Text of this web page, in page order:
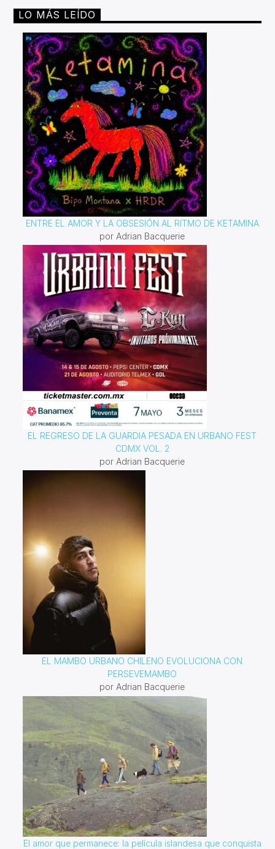
LO MÁS LEÍDO
ENTRE EL AMOR Y LA OBSESIÓN AL RITMO DE KETAMINA
por Adrian Bacquerie
EL REGRESO DE LA GUARDIA PESADA EN URBANO FEST
CDMX VOL. 2
por Adrian Bacquerie
EL MAMBO URBANO CHILENO EVOLUCIONA CON
PERSEVEMAMBO
por Adrian Bacquerie
El amor que permanece: la película islandesa que conquista